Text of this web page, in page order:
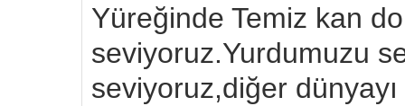
Yüreğinde Temiz kan
seviyoruz.Yurdumuzu
seviyoruz,diğer dünyayı